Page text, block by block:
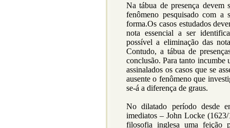
Na tábua de presença devem
fenômeno pesquisado com a
forma.Os casos estudados
nota essencial a ser
possível a eliminação das
Contudo, a tábua de
conclusão. Para tanto incumbe
assinalados os casos que se
ausente o fenômeno que
se-á a diferença de graus.
No dilatado período desde
imediatos – John Locke
filosofia inglesa uma feição